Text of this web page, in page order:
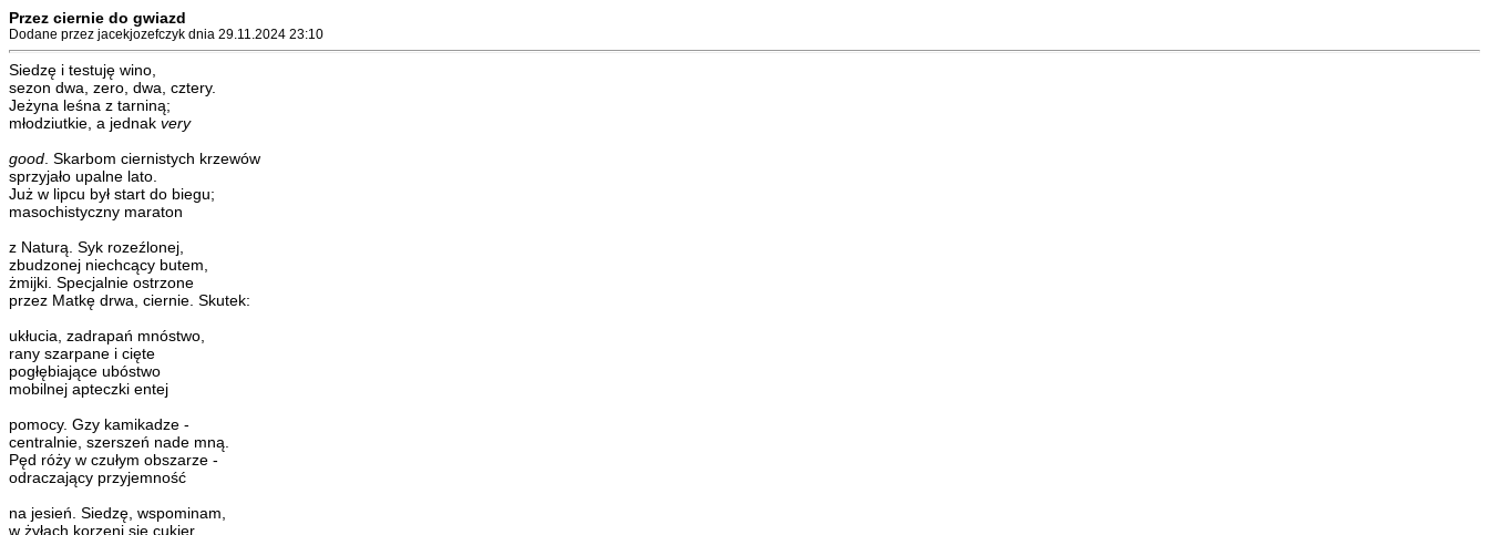
Przez ciernie do gwiazd
Dodane przez jacekjozefczyk dnia 29.11.2024 23:10
Siedzę i testuję wino,
sezon dwa, zero, dwa, cztery.
Jeżyna leśna z tarniną;
młodziutkie, a jednak very
good . Skarbom ciernistych krzewów
sprzyjało upalne lato.
Już w lipcu był start do biegu;
masochistyczny maraton
z Naturą. Syk rozeźlonej,
zbudzonej niechcący butem,
żmijki. Specjalnie ostrzone
przez Matkę drwa, ciernie. Skutek:
ukłucia, zadrapań mnóstwo,
rany szarpane i cięte
pogłębiające ubóstwo
mobilnej apteczki entej
pomocy. Gzy kamikadze -
centralnie, szerszeń nade mną.
Pęd róży w czułym obszarze -
odraczający przyjemność
na jesień. Siedzę, wspominam,
w żyłach korzeni się cukier.